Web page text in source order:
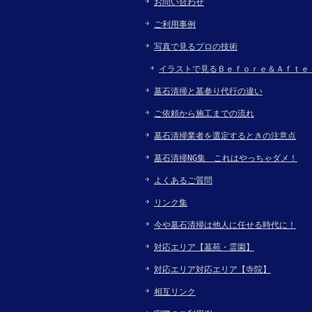
お問い合わせ
ご利用事例
写真で見るプロの技術
イラストで見るＢｅｆｏｒｅ＆Ａｆｔｅ
墓石清掃と墓参り代行の違い
ご依頼から施工までの流れ
墓石清掃業者を選定するときの注意点
墓石清掃NG集 これはやっちゃダメ！
よくあるご質問
リンク集
今や墓石清掃は他人に任せる時代に！
対応エリア【墓苑・霊園】
対応エリア対応エリア【寺院】
相互リンク